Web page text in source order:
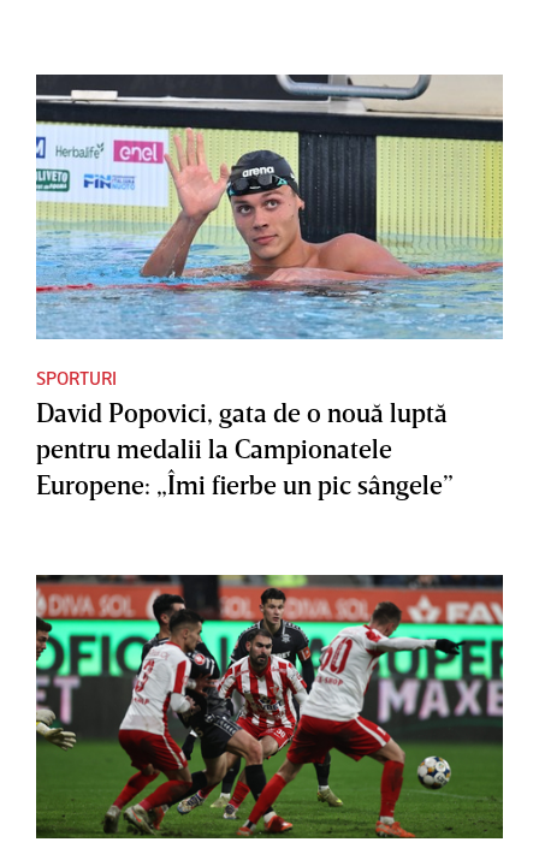
SPORTURI
David Popovici, gata de o nouă luptă
pentru medalii la Campionatele
Europene: „Îmi fierbe un pic sângele”